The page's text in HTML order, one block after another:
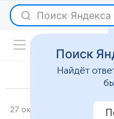
Поиск Яндекса
27 октября 2016
Поиск
Найдёт